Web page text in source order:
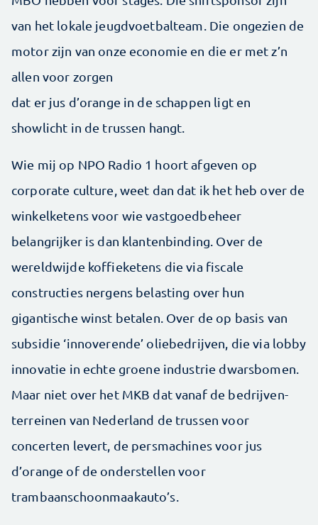
van het lokale jeugdvoetbalteam. Die ongezien de
motor zijn van onze economie en die er met z’n
allen voor zorgen
dat er jus d’orange in de schappen ligt en
showlicht in de trussen hangt.
Wie mij op NPO Radio 1 hoort afgeven op
corporate culture, weet dan dat ik het heb over de
winkelketens voor wie vastgoedbeheer
belangrijker is dan klantenbinding. Over de
wereldwijde koffieketens die via fiscale
constructies nergens belasting over hun
gigantische winst betalen. Over de op basis van
subsidie ‘innoverende’ oliebedrijven, die via lobby
innovatie in echte groene industrie dwars­bomen.
Maar niet over het MKB dat vanaf de bedrijven­
terreinen van Nederland de trussen voor
concerten levert, de persmachines voor jus
d’orange of de onderstellen voor
trambaanschoonmaakauto’s.